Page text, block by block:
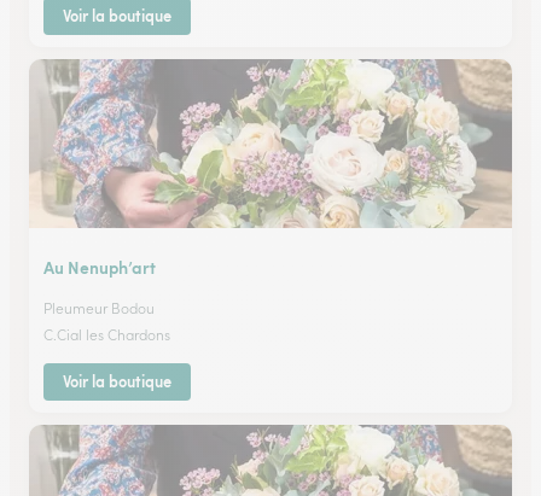
Voir la boutique
Au Nenuph’art
Pleumeur Bodou
C.Cial les Chardons
Voir la boutique